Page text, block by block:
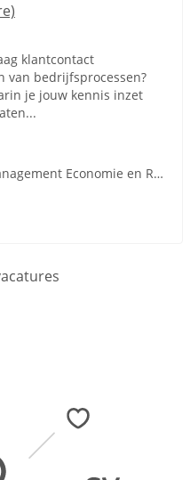
klantcontact
van bedrijfsprocessen?
je jouw kennis inzet
Economie, Informatica, Management Economie en Recht